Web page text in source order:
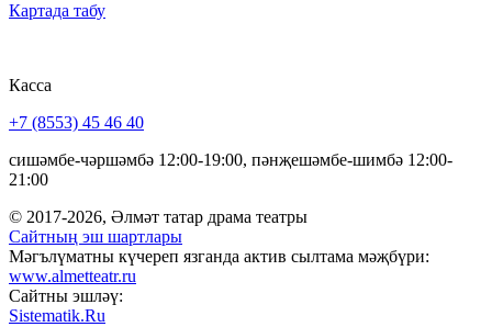
Картада табу
Касса
+7 (8553) 45 46 40
сишәмбе-чәршәмбә 12:00-19:00, пәнҗешәмбе-шимбә 12:00-
21:00
© 2017-2026, Әлмәт татар драма театры
Сайтның эш шартлары
Мәгълүматны күчереп язганда актив сылтама мәҗбүри:
www.almetteatr.ru
Сайтны эшләү:
Sistematik.Ru